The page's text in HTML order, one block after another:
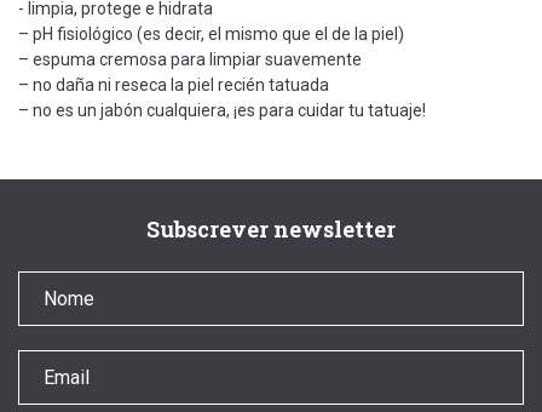
- limpia, protege e hidrata
– pH fisiológico (es decir, el mismo que el de la piel)
– espuma cremosa para limpiar suavemente
– no daña ni reseca la piel recién tatuada
– no es un jabón cualquiera, ¡es para cuidar tu tatuaje!
Subscrever newsletter